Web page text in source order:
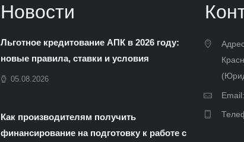
Новости
Льготное кредитование АПК в 2026 году:
новые правила, ставки и условия
05.08.2026
Как производителям получить
финансирование на подготовку к работе с
Email: